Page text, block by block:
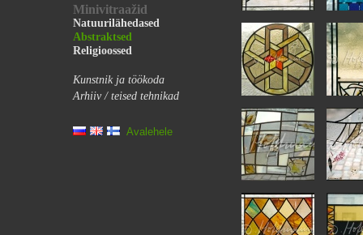
Minivitraažid
Natuurilähedased
Abstraktsed
Religioossed
Kunstnik ja töökoda
Arhiiv / teised tehnikad
Avalehele